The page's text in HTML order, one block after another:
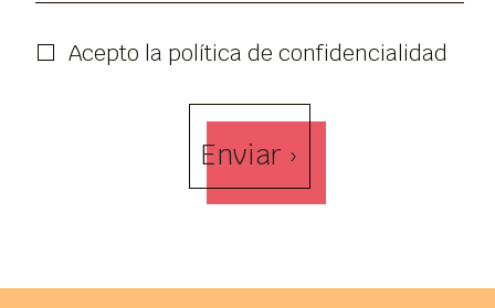
Acepto la política de confidencialidad
Enviar ›